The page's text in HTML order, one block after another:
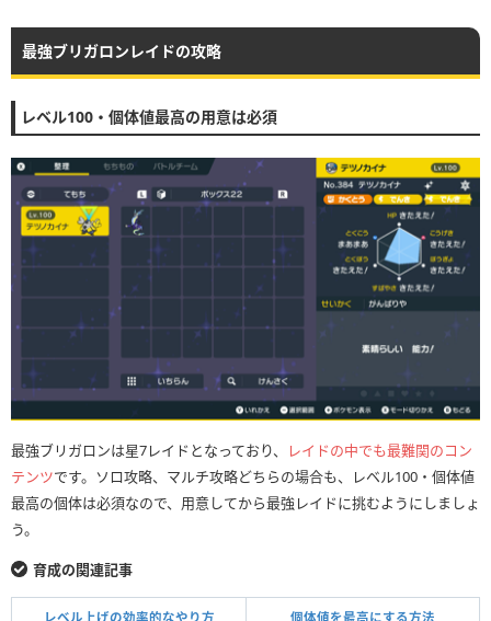
最強ブリガロンレイドの攻略
レベル100・個体値最高の用意は必須
最強ブリガロンは星7レイドとなっており、
レイドの中でも最難関のコン
テンツです。ソロ攻略、マルチ攻略どちらの場合も、レベル100・個体値
最高の個体は必須なので、用意してから最強レイドに挑むようにしましょ
う。
育成の関連記事
レベル上げの効率的なやり方 個体値を最高にする方法